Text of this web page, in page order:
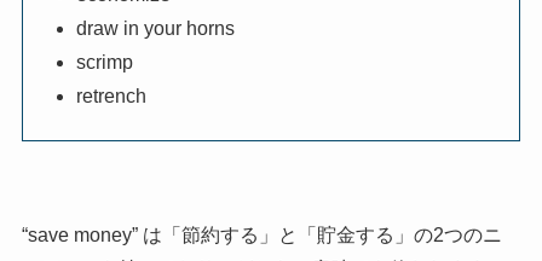
draw in your horns
scrimp
retrench
“save money” は「節約する」と「貯金する」の2つのニ